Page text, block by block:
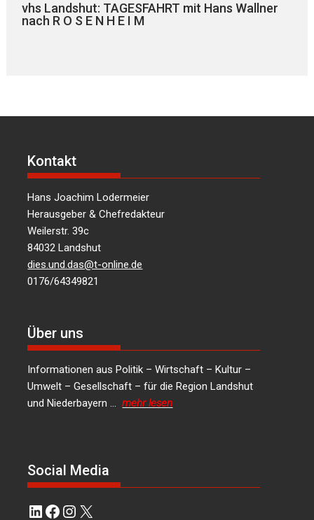
vhs Landshut: TAGESFAHRT mit Hans Wallner
nach R O S E N H E I M
Kontakt
Hans Joachim Lodermeier
Herausgeber & Chefredakteur
Weilerstr. 39c
84032 Landshut
dies.und.das@t-online.de
0176/64349821
Über uns
Informationen aus Politik – Wirtschaft – Kultur –
Umwelt – Gesellschaft – für die Region Landshut
und Niederbayern …mehr lesen
Social Media
LinkedIn
Facebook
Instagram
X